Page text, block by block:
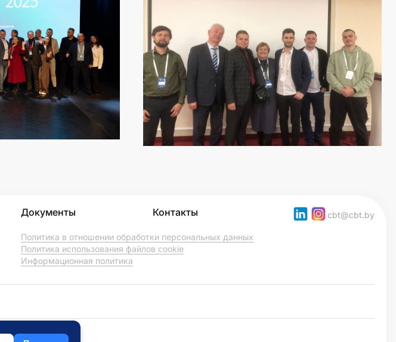
Документы Контакты cbt@cbt.by
Политика в отношении обработки персональных данных
Политика использования файлов cookie
Информационная политика